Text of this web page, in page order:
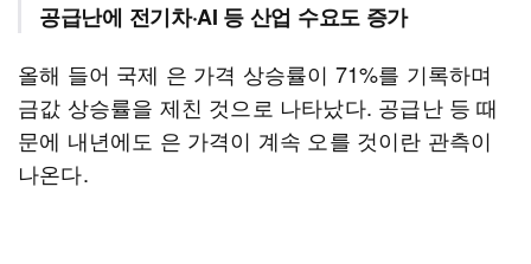
공급난에 전기차·AI 등 산업 수요도 증가
올해 들어 국제 은 가격 상승률이 71%를 기록하며
금값 상승률을 제친 것으로 나타났다. 공급난 등 때
문에 내년에도 은 가격이 계속 오를 것이란 관측이
나온다.